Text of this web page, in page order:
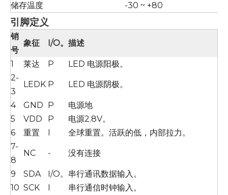
储存温度
-30 ~ +80
引脚定义
销
号
象征 I/O。 描述
1 莱达 P
LED 电源阳极。
2-
3
LEDK P LED 电源阴极。
4 GND P
电源地
5
VDD P
电源2.8V。
6
重置 I
全球重置。活跃的低，内部拉力。
7-
8
NC - 没有连接
9 SDA I/O。 串行通讯数据输入。
10 SCK I
串行通信时钟输入。